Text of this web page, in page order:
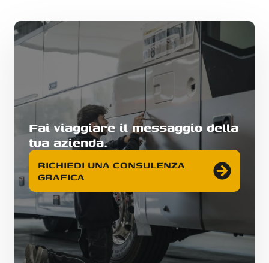
Fai viaggiare il messaggio della
tua azienda.
RICHIEDI UNA CONSULENZA
GRAFICA